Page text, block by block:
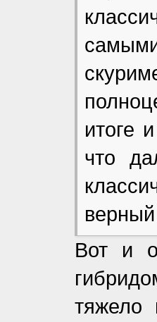
итоге
что
Вот и
тяжело